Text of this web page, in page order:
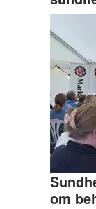
om